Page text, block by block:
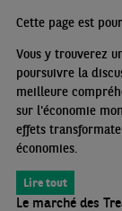
Cette page est
Vous y trouverez
poursuivre la
meilleure
sur l'économie
effets
économies.
Lire tout
Le marché des